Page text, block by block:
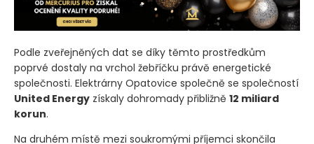
Podle zveřejněných dat se díky těmto prostředkům
poprvé dostaly na vrchol žebříčku právě energetické
společnosti. Elektrárny Opatovice společně se společností
United Energy
korun.